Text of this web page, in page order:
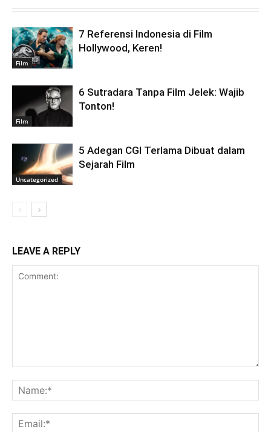
Film
7 Referensi Indonesia di Film
Hollywood, Keren!
Film
6 Sutradara Tanpa Film Jelek: Wajib
Tonton!
Uncategorized
5 Adegan CGI Terlama Dibuat dalam
Sejarah Film
LEAVE A REPLY